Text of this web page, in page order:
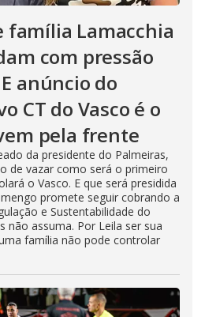
família Lamacchia
com pressão
anúncio do
CT do Vasco é o
pela frente
da presidente do Palmeiras,
de vazar como será o primeiro
o Vasco. E que será presidida
promete seguir cobrando a
e Sustentabilidade do
não assuma. Por Leila ser sua
família não pode controlar